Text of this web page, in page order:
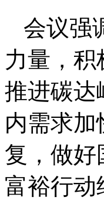
会议强
力量，
推进碳达
内需求
复，做好
富裕行动